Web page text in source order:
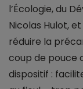
l’Écologie, du
Nicolas Hulot,
réduire la
coup de pouce
dispositif :